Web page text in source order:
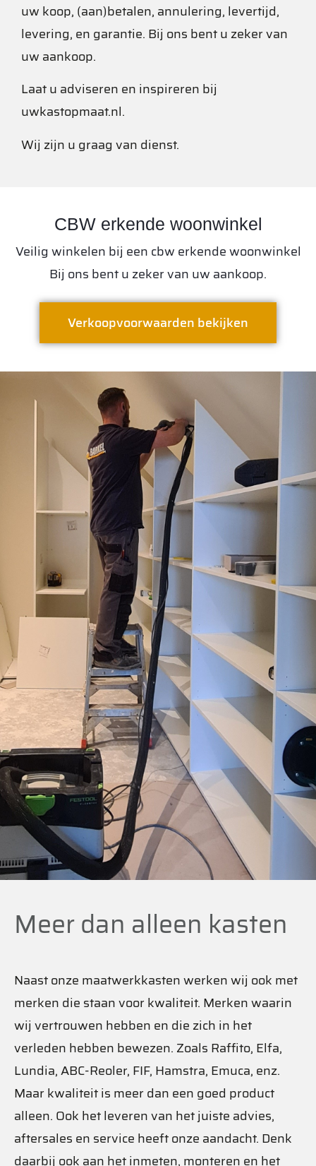
uw koop, (aan)betalen, annulering, levertijd,
levering, en garantie. Bij ons bent u zeker van
uw aankoop.
Laat u adviseren en inspireren bij
uwkastopmaat.nl.
Wij zijn u graag van dienst.
CBW erkende woonwinkel
Veilig winkelen bij een cbw erkende woonwinkel
Bij ons bent u zeker van uw aankoop.
Verkoopvoorwaarden bekijken
Meer dan alleen kasten
Naast onze maatwerkkasten werken wij ook met
merken die staan voor kwaliteit. Merken waarin
wij vertrouwen hebben en die zich in het
verleden hebben bewezen. Zoals Raffito, Elfa,
Lundia, ABC-Reoler, FIF, Hamstra, Emuca, enz.
Maar kwaliteit is meer dan een goed product
alleen. Ook het leveren van het juiste advies,
aftersales en service heeft onze aandacht. Denk
daarbij ook aan het inmeten, monteren en het